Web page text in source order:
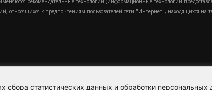
сбора статистических данных и обработки
относящихся к предпочтениям пользователей сети "Интернет", находящихся на